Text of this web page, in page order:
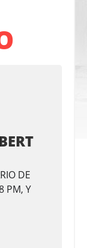
DE
PM, Y